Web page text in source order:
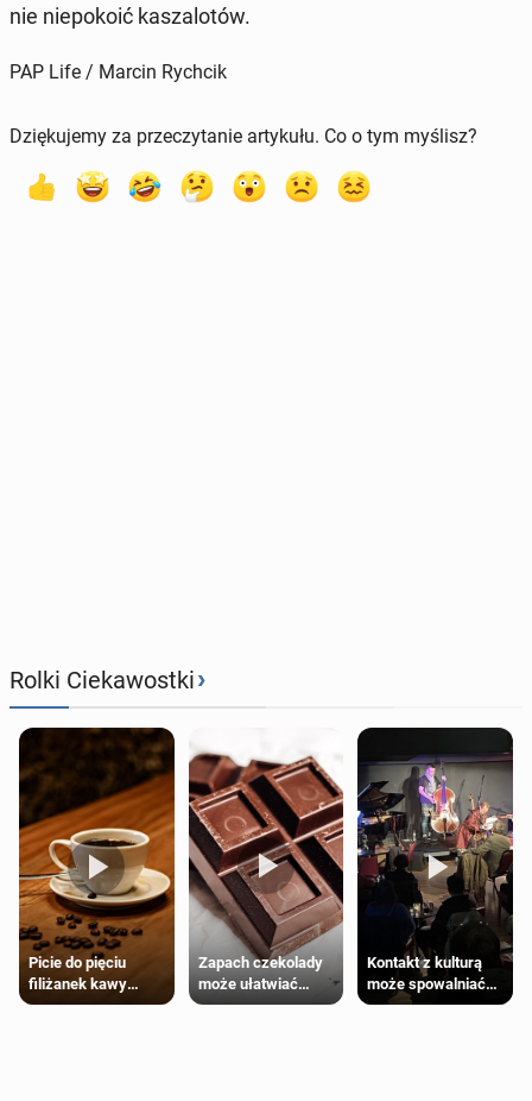
nie nie­po­ko­ić ka­sza­lo­tów.
PAP Life / Marcin Rychcik
Dziękujemy za przeczytanie artykułu. Co o tym myślisz?
Rolki Ciekawostki›
Picie do pięciu
filiżanek kawy
dziennie jest
Zapach czekolady
może ułatwiać
trening siłowy
Kontakt z kulturą
może spowalniać
starzenie